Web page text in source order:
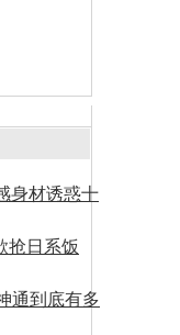
身材诱惑十
抢日系饭
通到底有多